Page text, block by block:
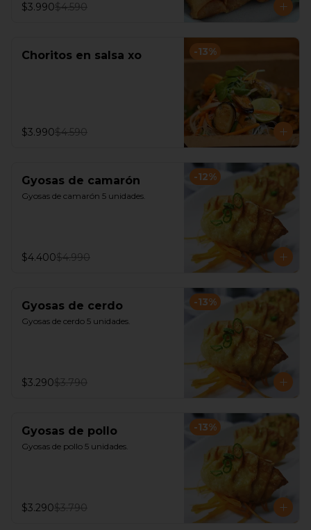
$3.990$4.590
-13%
Choritos en salsa xo
$3.990$4.590
-12%
Gyosas de camarón
Gyosas de camarón 5 unidades.
$4.400$4.990
-13%
Gyosas de cerdo
Gyosas de cerdo 5 unidades.
$3.290$3.790
-13%
Gyosas de pollo
Gyosas de pollo 5 unidades.
$3.290$3.790